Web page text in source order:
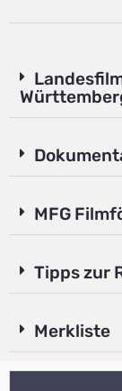
MFG
Tipps zur
Merkliste